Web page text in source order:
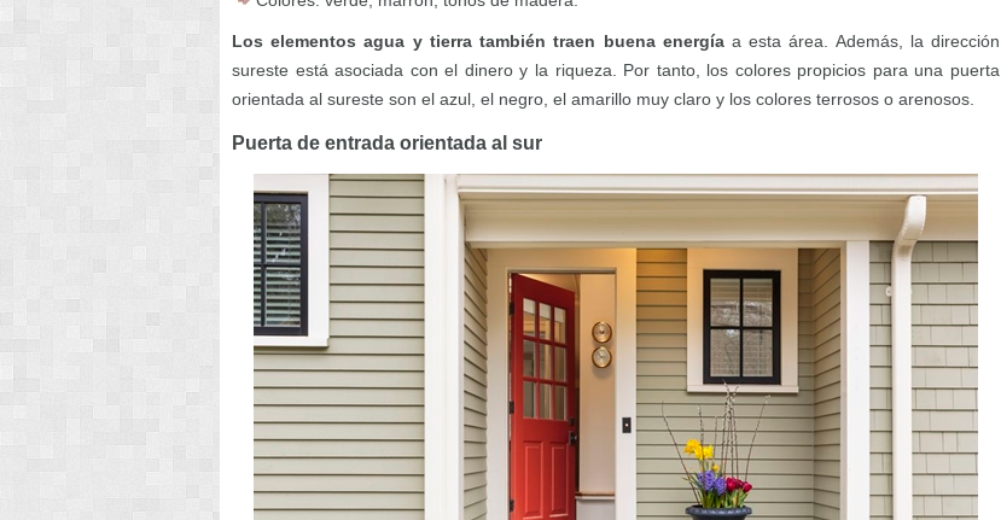
Los elementos agua y tierra también traen buena energíaa esta área. Además, la dirección
sureste está asociada con el dinero y la riqueza. Por tanto, los colores propicios para una puerta
orientada al sureste son el azul, el negro, el amarillo muy claro y los colores terrosos o arenosos.
Puerta de entrada orientada al sur